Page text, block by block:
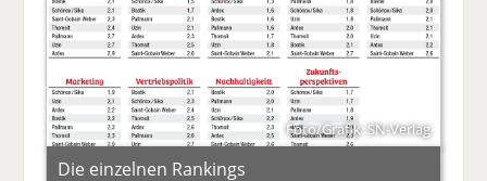
Foto/Grafik: SN-Verlag
Die einzelnen Rankings